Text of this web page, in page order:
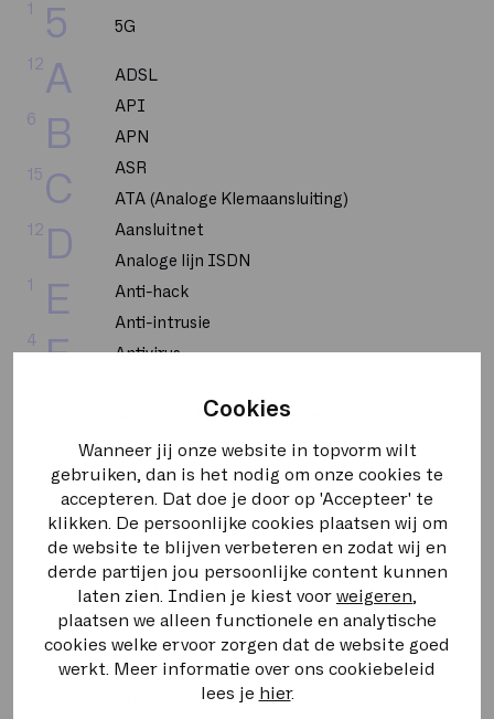
Cookies
Wanneer jij onze website in topvorm wilt
gebruiken, dan is het nodig om onze cookies te
accepteren. Dat doe je door op 'Accepteer' te
klikken. De persoonlijke cookies plaatsen wij om
de website te blijven verbeteren en zodat wij en
derde partijen jou persoonlijke content kunnen
laten zien. Indien je kiest voor weigeren
plaatsen we alleen functionele en analytische
cookies welke ervoor zorgen dat de website goed
werkt. Meer informatie over ons cookiebeleid
lees je hier.
5
1
A
12
B
6
C
15
D
12
E
1
F
4
H
I
K
L
M
5G
ADSL
API
APN
ASR
ATA (Analoge Klemaansluiting)
Aansluitnet
Analoge lijn ISDN
Anti-hack
Anti-intrusie
Antivirus
Autoriteit Persoonsgegevens
BRI
BUMA STEMRA
Backbone
Bandbreedte
Bellen op uitnodiging
CPU